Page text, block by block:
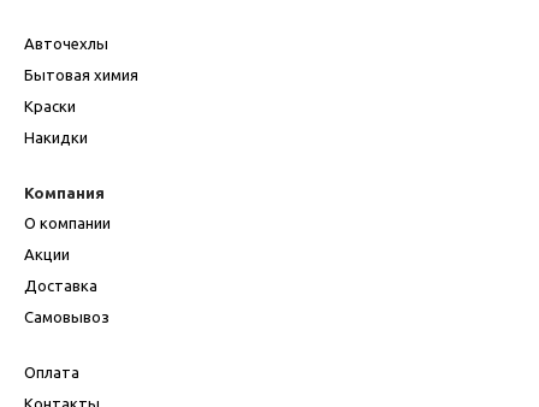
Авточехлы
Бытовая химия
Краски
Накидки
Компания
О компании
Акции
Доставка
Самовывоз
Оплата
Контакты